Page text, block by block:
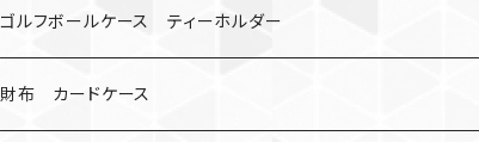
忍者
ミイラ
キャンプ道具
ナット
マッドマックス
ネックストラップ・ショルダーストラップ
ハンドストラップ
ゴルフボールケース ティーホルダー
ゴルフマーカー
財布 カードケース